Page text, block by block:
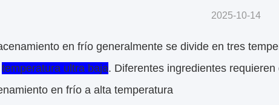
2025-10-14
en frío generalmente se divide en tres
temperatura ultra baja. Diferentes ingredientes
en frío a alta temperatura